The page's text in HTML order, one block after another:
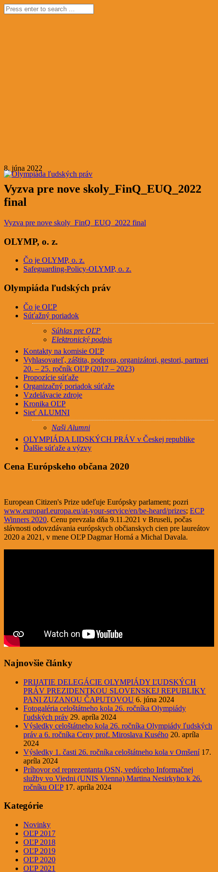
8. júna 2022
Vyzva pre nove skoly_FinQ_EUQ_2022
final
Vyzva pre nove skoly_FinQ_EUQ_2022 final
OLYMP, o. z.
Čo je OLYMP, o. z.
Safeguarding-Policy-OLYMP, o. z.
Olympiáda ľudských práv
Čo je OĽP
Súťažný poriadok
Súhlas pre OĽP
Elektronický podpis
Kontakty na komisie OĽP
Vyhlasovateľ, záštita, podpora, organizátori, gestori, partneri
20. – 25. ročník OĽP (2017 – 2023)
Propozície súťaže
Organizačný poriadok súťaže
Vzdelávacie zdroje
Kronika OĽP
Sieť ALUMNI
Naši Alumni
OLYMPIÁDA LIDSKÝCH PRÁV v Českej republike
Ďalšie súťaže a výzvy
Cena Európskeho občana 2020
European Citizen's Prize udeľuje Európsky parlament; pozri
www.europarl.europa.eu/at-your-service/en/be-heard/prizes; ECP
Winners 2020. Cenu prevzala dňa 9.11.2021 v Bruseli, počas
slávnosti odovzdávania európskych občianskych cien pre laureátov
2020 a 2021, v mene OĽP Dagmar Horná a Michal Davala.
Najnovšie články
PRIJATIE DELEGÁCIE OLYMPIÁDY ĽUDSKÝCH
PRÁV PREZIDENTKOU SLOVENSKEJ REPUBLIKY
PANI ZUZANOU ČAPUTOVOU 6. júna 2024
Fotogaléria celoštátneho kola 26. ročníka Olympiády
ľudských práv 29. apríla 2024
Výsledky celoštátneho kola 26. ročníka Olympiády ľudských
práv a 6. ročníka Ceny prof. Miroslava Kusého 20. apríla
2024
Výsledky 1. časti 26. ročníka celoštátneho kola v Omšení 17.
apríla 2024
Príhovor od reprezentanta OSN, vedúceho Informačnej
služby vo Viedni (UNIS Vienna) Martina Nesirkyho k 26.
ročníku OĽP 17. apríla 2024
Kategórie
Novinky
OĽP 2017
OĽP 2018
OĽP 2019
OĽP 2020
OĽP 2021